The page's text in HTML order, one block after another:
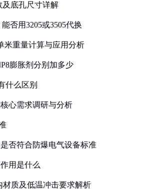
及底孔尺寸详解
否用3205或3505代换
米重量计算与应用分析
膨胀剂分别加多少
什么区别
心需求调研与分析
否符合防爆电气设备标准
用是什么
材质及低温冲击要求解析